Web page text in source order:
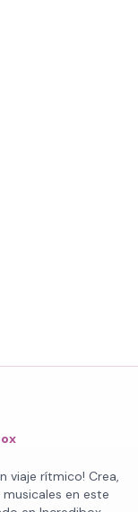
viaje rítmico! Crea,
en este